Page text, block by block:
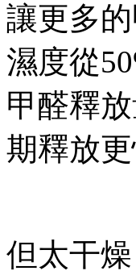
讓更多
濕度從
甲醛釋
期釋放更
但太干